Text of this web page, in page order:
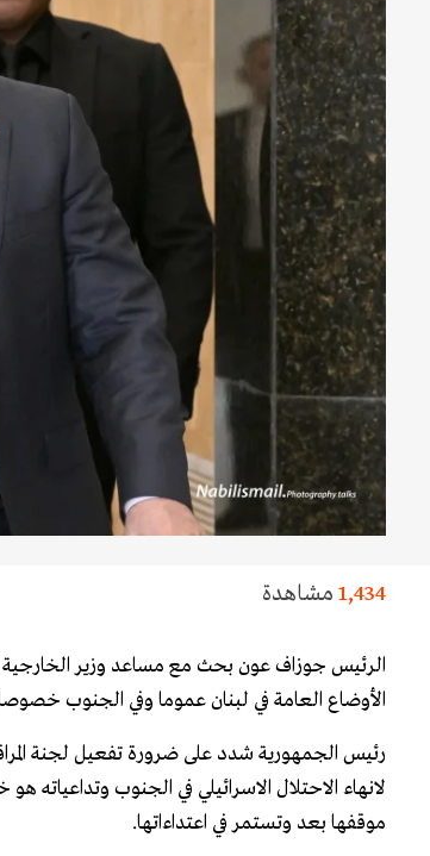
1,434 مشاهدة
الرئيس جوزاف عون بحث مع مساعد وزير الخارجية
الأوضاع العامة في لبنان عموما وفي الجنوب
رئيس الجمهورية شدد على ضرورة تفعيل لجنة
لانهاء الاحتلال الاسرائيلي في الجنوب وتداعياته
موقفها بعد وتستمر في اعتداءاتها.